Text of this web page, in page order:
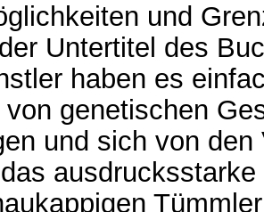
und
Untertitel des
haben es
von genetischen
und sich von